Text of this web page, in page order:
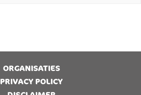
ORGANISATIES
PRIVACY POLICY